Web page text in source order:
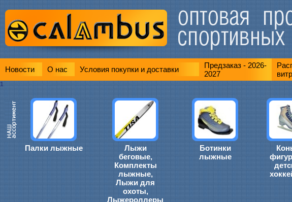
Новости О нас Условия покупки и доставки
Предзаказ - 2026-
2027
1
Палки лыжные
Лыжи
беговые,
Комплекты
лыжные,
Лыжи для
охоты,
Лыжероллеры
Ботинки
лыжные